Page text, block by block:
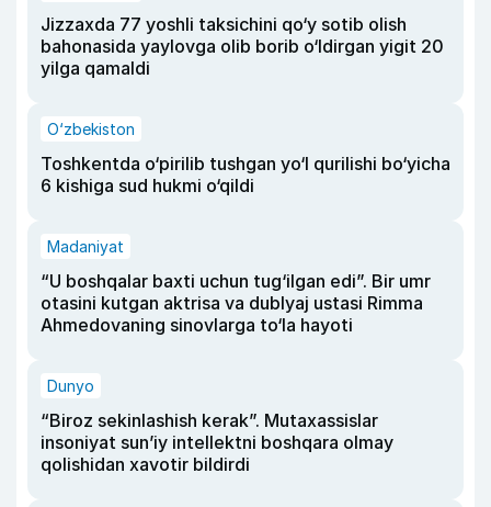
Jizzaxda 77 yoshli taksichini qo‘y sotib olish
bahonasida yaylovga olib borib o‘ldirgan yigit 20
yilga qamaldi
O‘zbekiston
Toshkentda o‘pirilib tushgan yo‘l qurilishi bo‘yicha
6 kishiga sud hukmi o‘qildi
Madaniyat
“U boshqalar baxti uchun tug‘ilgan edi”. Bir umr
otasini kutgan aktrisa va dublyaj ustasi Rimma
Ahmedovaning sinovlarga to‘la hayoti
Dunyo
“Biroz sekinlashish kerak”. Mutaxassislar
insoniyat sun’iy intellektni boshqara olmay
qolishidan xavotir bildirdi